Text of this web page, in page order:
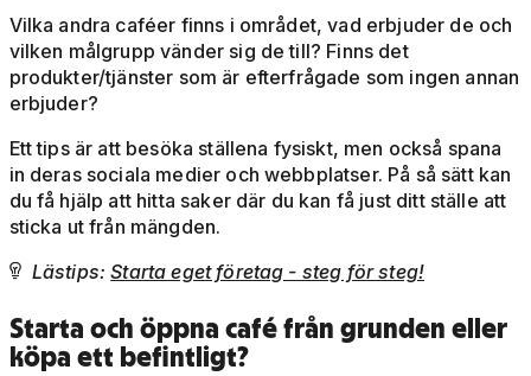
Vilka andra caféer finns i området, vad erbjuder de och
vilken målgrupp vänder sig de till? Finns det
produkter/tjänster som är efterfrågade som ingen annan
erbjuder?
Ett tips är att besöka ställena fysiskt, men också spana
in deras sociala medier och webbplatser. På så sätt kan
du få hjälp att hitta saker där du kan få just ditt ställe att
sticka ut från mängden.
 Lästips:Starta eget företag - steg för steg!
Starta och öppna café från grunden eller
köpa ett befintligt?